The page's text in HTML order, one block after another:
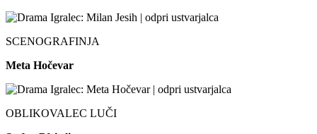
SCENOGRAFINJA
Meta Hočevar
OBLIKOVALEC LUČI